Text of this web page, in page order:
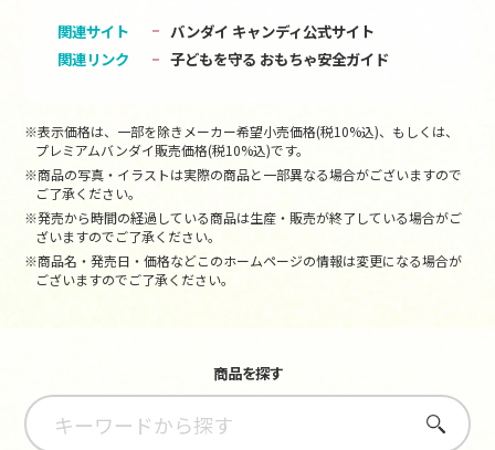
関連サイト
バンダイ キャンディ公式サイト
関連リンク
子どもを守る おもちゃ安全ガイド
※表示価格は、一部を除きメーカー希望小売価格(税10%込)、もしくは、
プレミアムバンダイ販売価格(税10%込)です。
※商品の写真・イラストは実際の商品と一部異なる場合がございますので
ご了承ください。
※発売から時間の経過している商品は生産・販売が終了している場合がご
ざいますのでご了承ください。
※商品名・発売日・価格などこのホームページの情報は変更になる場合が
ございますのでご了承ください。
商品を探す
さがす